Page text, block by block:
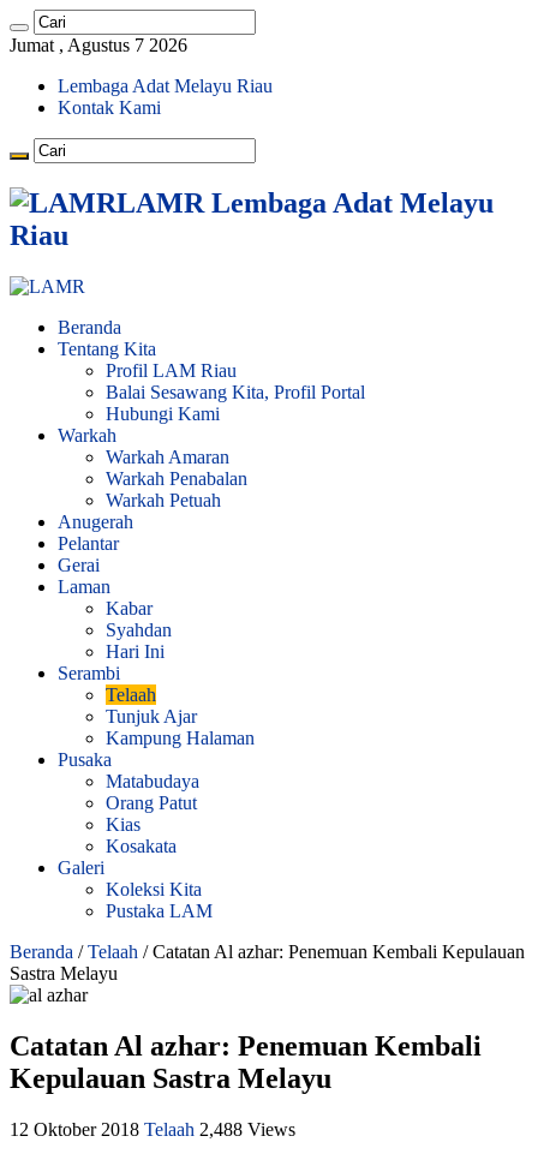
Jumat , Agustus 7 2026
Lembaga Adat Melayu Riau
Kontak Kami
LAMR Lembaga Adat Melayu
Riau
Beranda
Tentang Kita
Profil LAM Riau
Balai Sesawang Kita, Profil Portal
Hubungi Kami
Warkah
Warkah Amaran
Warkah Penabalan
Warkah Petuah
Anugerah
Pelantar
Gerai
Laman
Kabar
Syahdan
Hari Ini
Serambi
Telaah
Tunjuk Ajar
Kampung Halaman
Pusaka
Matabudaya
Orang Patut
Kias
Kosakata
Galeri
Koleksi Kita
Pustaka LAM
Beranda / Telaah / Catatan Al azhar: Penemuan Kembali Kepulauan
Sastra Melayu
Catatan Al azhar: Penemuan Kembali
Kepulauan Sastra Melayu
12 Oktober 2018 Telaah 2,488 Views